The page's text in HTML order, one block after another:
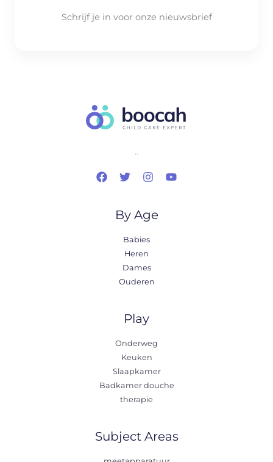
Schrijf je in voor onze nieuwsbrief
..
By Age
Babies
Heren
Dames
Ouderen
Play
Onderweg
Keuken
Slaapkamer
Badkamer douche
therapie
Subject Areas